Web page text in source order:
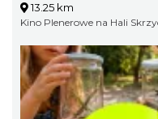
13.25 km
Kino Plenerowe na Hali